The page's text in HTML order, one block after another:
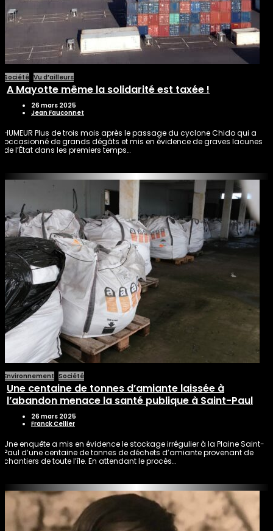
Société Vu d’ailleurs
A Mayotte même la solidarité est taxée !
26 mars 2025
Jean Fauconnet
HUMEUR Plus de trois mois après le passage du cyclone Chido qui a
occasionné de grands dégâts et mis en évidence de graves lacunes
de l’État dans les premiers temps…
Environnement Société
Une centaine de tonnes d’amiante laissée à
l’abandon menace la santé publique à Saint-Paul
26 mars 2025
Franck Cellier
Une enquête a mis en évidence le stockage irrégulier à la Plaine Saint-
Paul d’une centaine de tonnes de déchets d’amiante provenant de
chantiers de toute l’île. En attendant le procès…